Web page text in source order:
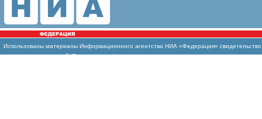
Использованы материалы Информационного агентства НИА «Федерация»
массовых коммуникаций (Роскомнадзор)